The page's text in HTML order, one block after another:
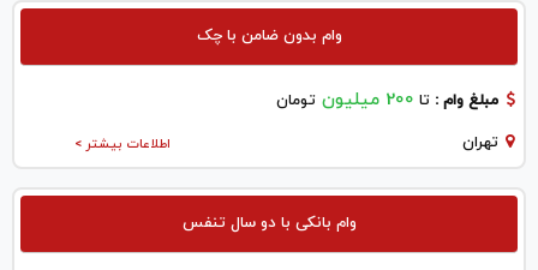
وام بدون ضامن با چک
مبلغ وام : تا 200 میلیون تومان
اطلاعات بیشتر > تهران
وام بانکی با دو سال تنفس